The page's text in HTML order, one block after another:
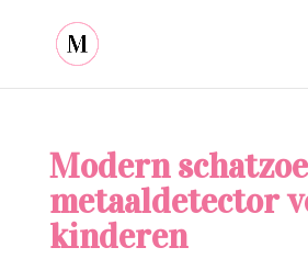
Modern
metaaldetector
kinderen